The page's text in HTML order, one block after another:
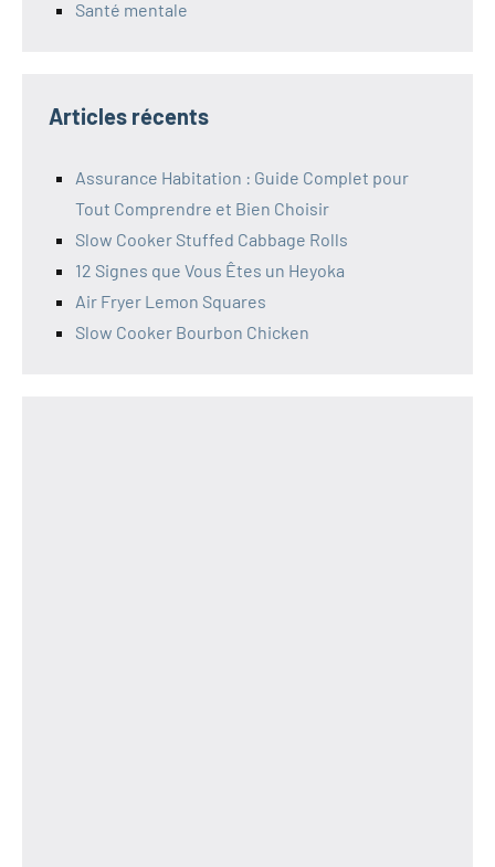
Santé mentale
Articles récents
Assurance Habitation : Guide Complet pour
Tout Comprendre et Bien Choisir
Slow Cooker Stuffed Cabbage Rolls
12 Signes que Vous Êtes un Heyoka
Air Fryer Lemon Squares
Slow Cooker Bourbon Chicken